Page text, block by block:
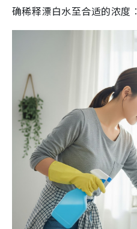
确稀释漂白水至合适的浓度︰